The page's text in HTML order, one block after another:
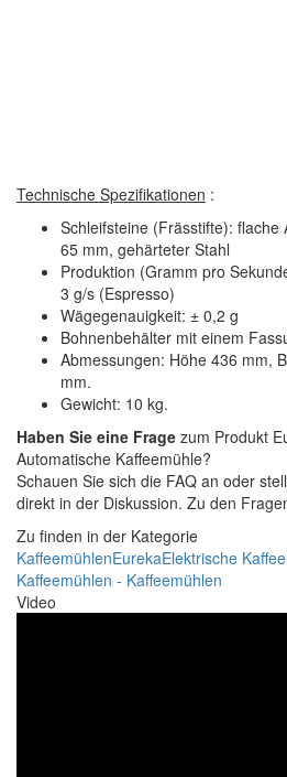
Technische Spezifikationen :
Schleifsteine (Frässtifte):
65 mm, gehärteter Stahl
Produktion (Gramm pro
3 g/s (Espresso)
Wägegenauigkeit: ± 0,2 g
Bohnenbehälter mit einem
Abmessungen: Höhe 436 mm,
mm.
Gewicht: 10 kg.
Haben Sie eine Frage zum Produkt
Automatische Kaffeemühle?
Schauen Sie sich die FAQ an oder
direkt in der Diskussion. Zu den
Zu finden in der Kategorie
KaffeemühlenEurekaElektrische
Kaffeemühlen - Kaffeemühlen
Video